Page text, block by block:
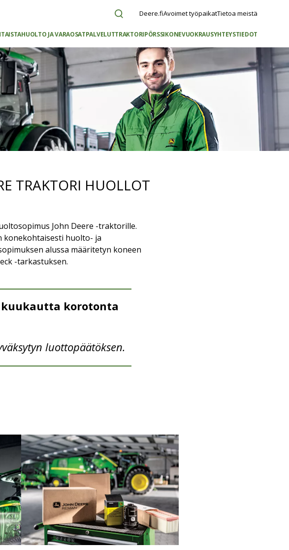
Deere.fiAvoimet työpaikatTietoa meistä
HUOLTO JA VARAOSATPALVELUTTRAKTORIPÖRSSIKONEVUOKRAUSYHTEYSTIEDOT
TRAKTORI HUOLLOT
John Deere -traktorille.
konekohtaisesti huolto- ja
alussa määritetyn koneen
-tarkastuksen.
korotonta
luottopäätöksen.